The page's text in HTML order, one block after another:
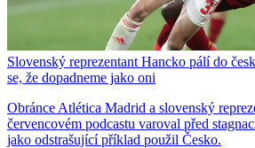
Slovenský reprezentant Hancko pálí do
se, že dopadneme jako oni
Obránce Atlética Madrid a slovenský
červencovém podcastu varoval před
jako odstrašující příklad použil Česko.